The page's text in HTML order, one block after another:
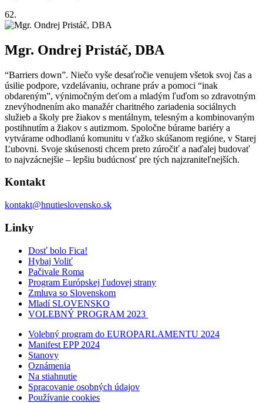
62.
Mgr. Ondrej Pristáč, DBA
“Barriers down”. Niečo vyše desaťročie venujem všetok svoj čas a
úsilie podpore, vzdelávaniu, ochrane práv a pomoci “inak
obdareným”, výnimočným deťom a mladým ľuďom so zdravotným
znevýhodnením ako manažér charitného zariadenia sociálnych
služieb a školy pre žiakov s mentálnym, telesným a kombinovaným
postihnutím a žiakov s autizmom. Spoločne búrame bariéry a
vytvárame odhodlanú komunitu v ťažko skúšanom regióne, v Starej
Ľubovni. Svoje skúsenosti chcem preto zúročiť a naďalej budovať
to najvzácnejšie – lepšiu budúcnosť pre tých najzraniteľnejších.
Kontakt
kontakt@hnutieslovensko.sk
Linky
Dosť bolo Fica!
Hybaj Voliť
Pačivale Roma
Program Európskej ľudovej strany
Zmluva so Slovenskom
Mladí SLOVENSKO
VOLEBNÝ PROGRAM 2023
Volebný program do EUROPARLAMENTU 2024
Manifest EPP 2024
Stanovy
Oznámenia
Na stiahnutie
Spracovanie osobných údajov
Používanie cookies